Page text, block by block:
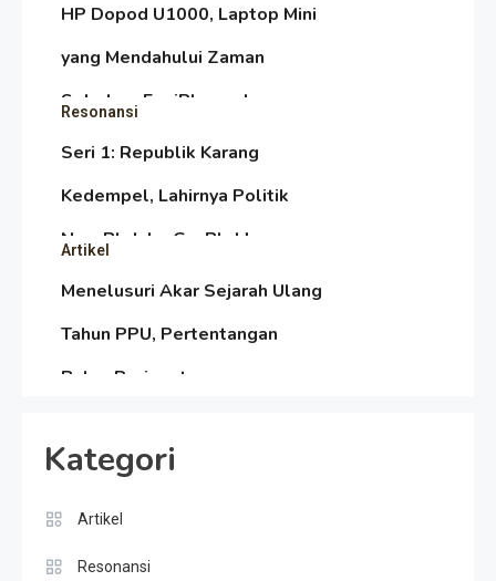
HP Dopod U1000, Laptop Mini
yang Mendahului Zaman
Sebelum Era iPhone dan
Smartphone
Resonansi
Seri 1: Republik Karang
Kedempel, Lahirnya Politik
Non-Blok ke Go-Blok!
Artikel
Menelusuri Akar Sejarah Ulang
Tahun PPU, Pertentangan
Bulan Peringatan vs
Kedempel: Saat Presiden
Gareng Lebih Sibuk Orasi
daripada Urus Nasi
Artikel
Menjaga Selendang Tetap
Kategori
Artikel
Resonansi